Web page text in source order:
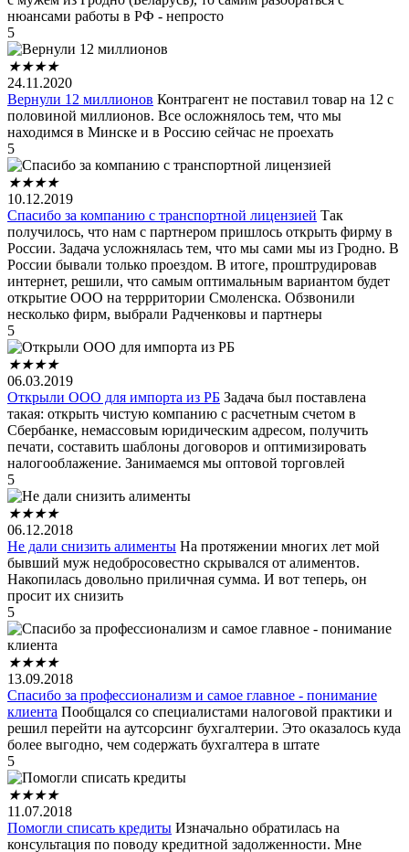
нюансами работы в РФ - непросто
5
★★★★
24.11.2020
Вернули 12 миллионов Контрагент не поставил товар на 12 с
половиной миллионов. Все осложнялось тем, что мы
находимся в Минске и в Россию сейчас не проехать
5
★★★★
10.12.2019
Спасибо за компанию с транспортной лицензией Так
получилось, что нам с партнером пришлось открыть фирму в
России. Задача усложнялась тем, что мы сами мы из Гродно. В
России бывали только проездом. В итоге, проштрудировав
интернет, решили, что самым оптимальным вариантом будет
открытие ООО на террритории Смоленска. Обзвонили
несколько фирм, выбрали Радченковы и партнеры
5
★★★★
06.03.2019
Открыли ООО для импорта из РБ Задача был поставлена
такая: открыть чистую компанию с расчетным счетом в
Сбербанке, немассовым юридическим адресом, получить
печати, составить шаблоны договоров и оптимизировать
налогооблажение. Занимаемся мы оптовой торговлей
5
★★★★
06.12.2018
Не дали снизить алименты На протяжении многих лет мой
бывший муж недобросовестно скрывался от алиментов.
Накопилась довольно приличная сумма. И вот теперь, он
просит их снизить
5
★★★★
13.09.2018
Спасибо за профессионализм и самое главное - понимание
клиента Пообщался со специалистами налоговой практики и
решил перейти на аутсорсинг бухгалтерии. Это оказалось куда
более выгодно, чем содержать бухгалтера в штате
5
★★★★
11.07.2018
Помогли списать кредиты Изначально обратилась на
консультация по поводу кредитной задолженности. Мне